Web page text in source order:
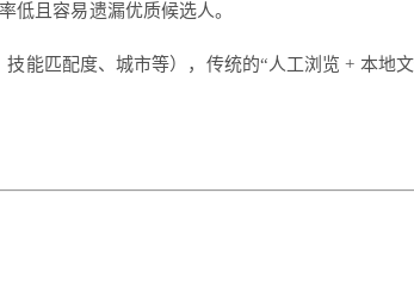
低且容易遗漏优质候选人。
能匹配度、城市等），传统的“人工浏览 + 本地